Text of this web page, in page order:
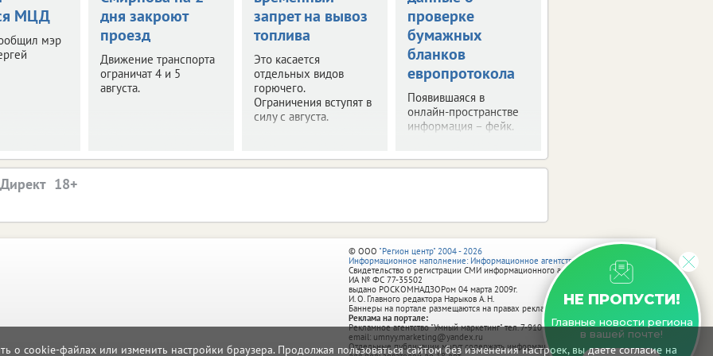
о cookie-файлах или изменить настройки браузера. Продолжая пользоваться сайтом без изменения настроек, вы даете согласие на
МЦД
мэр
дня закроют
проезд
Движение транспорта
ограничат 4 и 5
августа.
запрет на вывоз
топлива
Это касается
отдельных видов
горючего.
Ограничения вступят в
силу с августа.
проверке
бумажных
бланков
европротокола
Появившаяся в
онлайн-пространстве
информация – фейк.
НЕ ПРОПУСТИ!
Главные новости региона
в вашей почте!
© ООО "Регион центр" 2004 - 2026
Информационное наполнение: Информационное агентство vRossii.ru
Свидетельство о регистрации СМИ информационного агентства vRossii.ru
ИА № ФС 77‑35502
выдано РОСКОМНАДЗОРом 04 марта 2009г.
И. О. Главного редактора Нарыков А. Н.
Баннеры на портале размещаются на правах рекламы.
Реклама на портале:
Рекламное агентство "Умный маркетинг" тел. 7-910-267-70-40,
email: umnyy.marketing@yandex.ru
Отдельные публикации могут содержать информацию, не предназначенную